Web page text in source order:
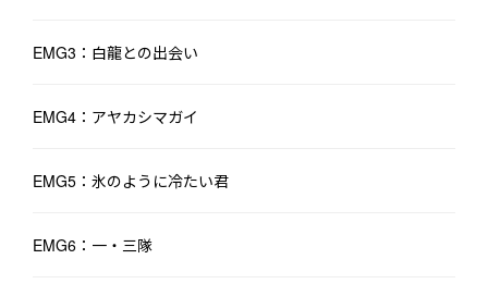
EMG3：白龍との出会い
EMG4：アヤカシマガイ
EMG5：氷のように冷たい君
EMG6：一・三隊